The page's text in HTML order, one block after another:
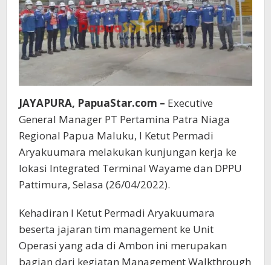
JAYAPURA, PapuaStar.com – Executive
General Manager PT Pertamina Patra Niaga
Regional Papua Maluku, I Ketut Permadi
Aryakuumara melakukan kunjungan kerja ke
lokasi Integrated Terminal Wayame dan DPPU
Pattimura, Selasa (26/04/2022).
Kehadiran I Ketut Permadi Aryakuumara
beserta jajaran tim management ke Unit
Operasi yang ada di Ambon ini merupakan
bagian dari kegiatan Management Walkthrough